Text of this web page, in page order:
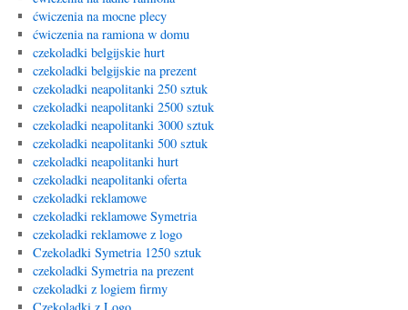
ćwiczenia na mocne plecy
ćwiczenia na ramiona w domu
czekoladki belgijskie hurt
czekoladki belgijskie na prezent
czekoladki neapolitanki 250 sztuk
czekoladki neapolitanki 2500 sztuk
czekoladki neapolitanki 3000 sztuk
czekoladki neapolitanki 500 sztuk
czekoladki neapolitanki hurt
czekoladki neapolitanki oferta
czekoladki reklamowe
czekoladki reklamowe Symetria
czekoladki reklamowe z logo
Czekoladki Symetria 1250 sztuk
czekoladki Symetria na prezent
czekoladki z logiem firmy